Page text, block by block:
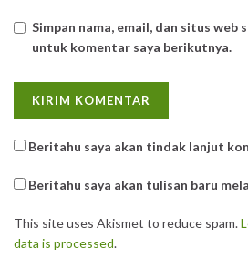
Simpan nama, email, dan situs web
untuk komentar saya berikutnya.
Beritahu saya akan tindak lanjut
Beritahu saya akan tulisan baru
This site uses Akismet to reduce spam.
data is processed.